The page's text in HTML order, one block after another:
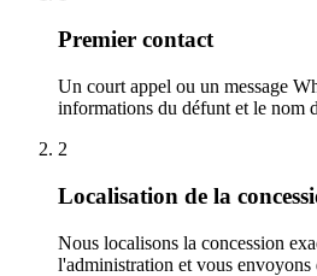
Premier contact
Un court appel ou un message
informations du défunt et le nom
2
Localisation de la
Nous localisons la concession
l'administration et vous envoyons